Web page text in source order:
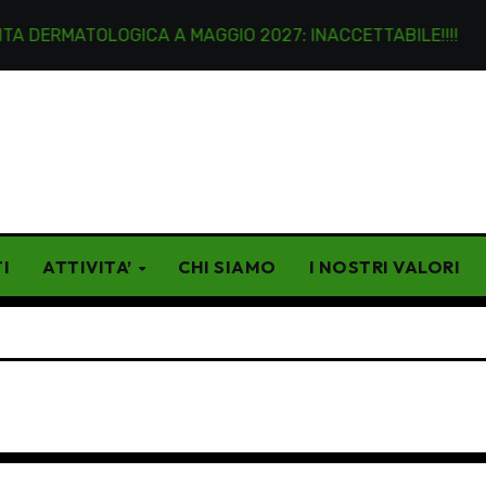
A MAGGIO 2027: INACCETTABILE!!!!
ATTIVITA’ CHI SIAMO I NOSTRI VALORI